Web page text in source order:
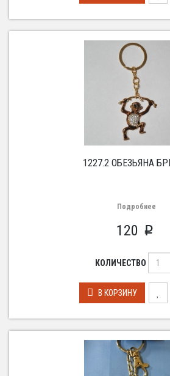
1227.2 ОБЕЗЬЯНА
Подробнее
120 p
КОЛИЧЕСТВО
В КОРЗИНУ